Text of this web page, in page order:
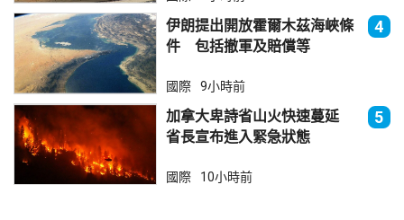
伊朗提出開放霍爾木茲海峽條
件 包括撤軍及賠償等
4
國際 9小時前
加拿大卑詩省山火快速蔓延
省長宣布進入緊急狀態
5
國際 10小時前